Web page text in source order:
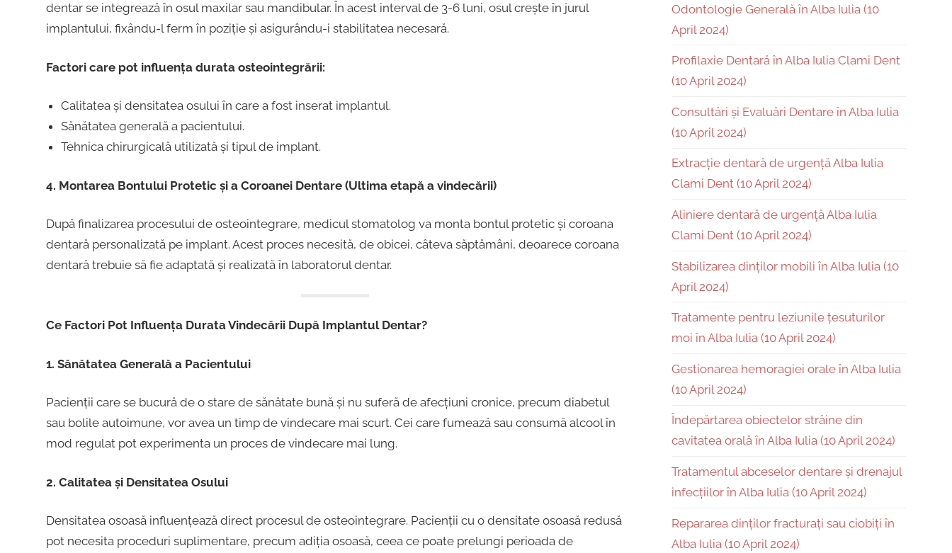
dentar se integrează în osul maxilar sau mandibular. În acest interval de 3-6 luni, osul crește în jurul
implantului, fixându-l ferm în poziție și asigurându-i stabilitatea necesară.
Factori care pot influența durata osteointegrării:
Calitatea și densitatea osului în care a fost inserat implantul.
Sănătatea generală a pacientului.
Tehnica chirurgicală utilizată și tipul de implant.
4. Montarea Bontului Protetic și a Coroanei Dentare (Ultima etapă a vindecării)
După finalizarea procesului de osteointegrare, medicul stomatolog va monta bontul protetic și coroana
dentară personalizată pe implant. Acest proces necesită, de obicei, câteva săptămâni, deoarece coroana
dentară trebuie să fie adaptată și realizată în laboratorul dentar.
Ce Factori Pot Influența Durata Vindecării După Implantul Dentar?
1. Sănătatea Generală a Pacientului
Pacienții care se bucură de o stare de sănătate bună și nu suferă de afecțiuni cronice, precum diabetul
sau bolile autoimune, vor avea un timp de vindecare mai scurt. Cei care fumează sau consumă alcool în
mod regulat pot experimenta un proces de vindecare mai lung.
2. Calitatea și Densitatea Osului
Densitatea osoasă influențează direct procesul de osteointegrare. Pacienții cu o densitate osoasă redusă
pot necesita proceduri suplimentare, precum adiția osoasă, ceea ce poate prelungi perioada de
Odontologie Generală în Alba Iulia (10
April 2024)
Profilaxie Dentară în Alba Iulia Clami Dent
(10 April 2024)
Consultări și Evaluări Dentare în Alba Iulia
(10 April 2024)
Extracție dentară de urgență Alba Iulia
Clami Dent (10 April 2024)
Aliniere dentară de urgență Alba Iulia
Clami Dent (10 April 2024)
Stabilizarea dinților mobili în Alba Iulia (10
April 2024)
Tratamente pentru leziunile țesuturilor
moi în Alba Iulia (10 April 2024)
Gestionarea hemoragiei orale în Alba Iulia
(10 April 2024)
Îndepărtarea obiectelor străine din
cavitatea orală în Alba Iulia (10 April 2024)
Tratamentul abceselor dentare și drenajul
infecțiilor în Alba Iulia (10 April 2024)
Repararea dinților fracturați sau ciobiți în
Alba Iulia (10 April 2024)